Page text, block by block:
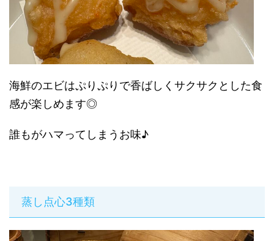
海鮮のエビはぷりぷりで香ばしくサクサクとした食
感が楽しめます◎
誰もがハマってしまうお味♪
蒸し点心3種類